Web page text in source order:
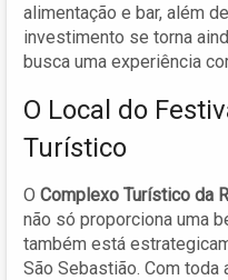
alimentação e bar, além
investimento se torna
busca uma experiência
O Local do
Turístico
O Complexo Turístico da
não só proporciona uma
também está
São Sebastião. Com toda